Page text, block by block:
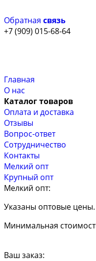
Обратная связь
+7 (909) 015-68-64
Главная
О нас
Каталог товаров
Оплата и доставка
Отзывы
Вопрос-ответ
Сотрудничество
Контакты
Мелкий опт
Крупный опт
Мелкий опт:
Указаны оптовые цены.
Минимальная
Ваш заказ: